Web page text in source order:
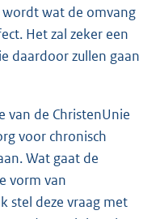
wat de omvang
Het zal zeker een
daardoor zullen gaan
van de ChristenUnie
voor chronisch
Wat gaat de
vorm van
stel deze vraag met